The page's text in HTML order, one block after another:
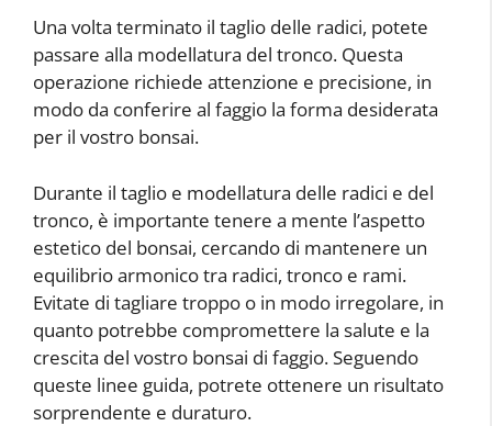
Una volta terminato il taglio delle radici, potete
passare alla modellatura del tronco. Questa
operazione richiede attenzione e precisione, in
modo da conferire al faggio la forma desiderata
per il vostro bonsai.
Durante il taglio e modellatura delle radici e del
tronco, è importante tenere a mente l’aspetto
estetico del bonsai, cercando di mantenere un
equilibrio armonico tra radici, tronco e rami.
Evitate di tagliare troppo o in modo irregolare, in
quanto potrebbe compromettere la salute e la
crescita del vostro bonsai di faggio. Seguendo
queste linee guida, potrete ottenere un risultato
sorprendente e duraturo.